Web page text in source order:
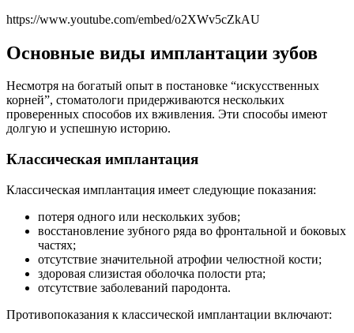
https://www.youtube.com/embed/o2XWv5cZkAU
Основные виды имплантации зубов
Несмотря на богатый опыт в постановке “искусственных
корней”, стоматологи придерживаются нескольких
проверенных способов их вживления. Эти способы имеют
долгую и успешную историю.
Классическая имплантация
Классическая имплантация имеет следующие показания:
потеря одного или нескольких зубов;
восстановление зубного ряда во фронтальной и боковых
частях;
отсутствие значительной атрофии челюстной кости;
здоровая слизистая оболочка полости рта;
отсутствие заболеваний пародонта.
Противопоказания к классической имплантации включают: